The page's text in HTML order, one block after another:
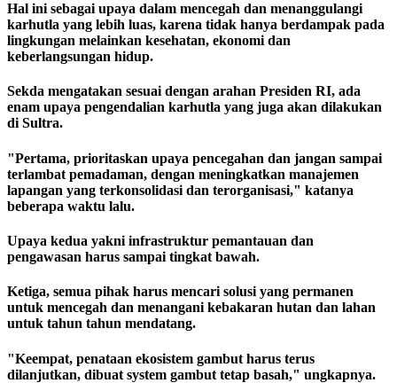
Hal ini sebagai upaya dalam mencegah dan menanggulangi
karhutla yang lebih luas, karena tidak hanya berdampak pada
lingkungan melainkan kesehatan, ekonomi dan
keberlangsungan hidup.
Sekda mengatakan sesuai dengan arahan Presiden RI, ada
enam upaya pengendalian karhutla yang juga akan dilakukan
di Sultra.
"Pertama, prioritaskan upaya pencegahan dan jangan sampai
terlambat pemadaman, dengan meningkatkan manajemen
lapangan yang terkonsolidasi dan terorganisasi," katanya
beberapa waktu lalu.
Upaya kedua yakni infrastruktur pemantauan dan
pengawasan harus sampai tingkat bawah.
Ketiga, semua pihak harus mencari solusi yang permanen
untuk mencegah dan menangani kebakaran hutan dan lahan
untuk tahun tahun mendatang.
"Keempat, penataan ekosistem gambut harus terus
dilanjutkan, dibuat system gambut tetap basah," ungkapnya.